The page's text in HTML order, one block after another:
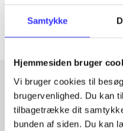
Samtykke
Hjemmesiden bruger
Vi bruger cookies til
brugervenlighed. Du kan
tilbagetrække dit
bunden af siden. Du kan
Artikler med
Fra